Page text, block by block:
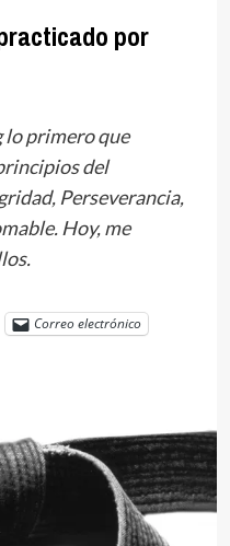
por
lo primero que
del
Perseverancia,
Hoy, me
Correo electrónico